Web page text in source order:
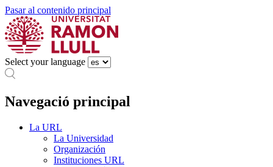
Pasar al contenido principal
Select your language
Navegació principal
La URL
La Universidad
Organización
Instituciones URL